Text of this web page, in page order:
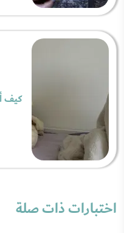
كيف
اختبارات ذات صلة